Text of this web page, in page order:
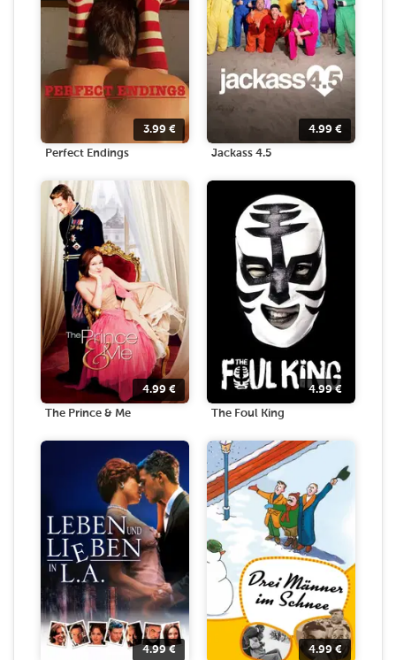
3.99 €
Perfect Endings
4.99 €
Jackass 4.5
4.99 €
The Prince & Me
4.99€
The Foul King
4.99€ 4.99€